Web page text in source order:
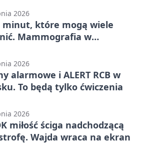
2026
minut, które mogą wiele
Mammografia w
2026
alarmowe i ALERT RCB w
To będą tylko ćwiczenia
2026
miłość ściga nadchodzącą
Wajda wraca na ekran